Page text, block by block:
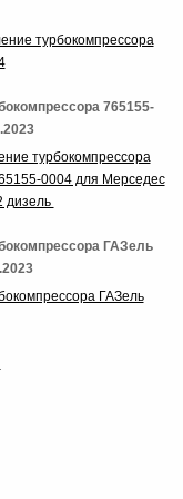
турбокомпрессора
765155-
турбокомпрессора
0004 для Мерседес
дизель
ГАЗель
ГАЗель